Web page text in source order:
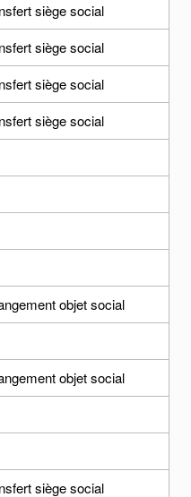
siège social
siège social
siège social
siège social
objet social
objet social
siège social